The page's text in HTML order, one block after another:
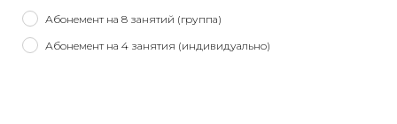
Абонемент на 8 занятий (группа)
Абонемент на 4 занятия (индивидуально)